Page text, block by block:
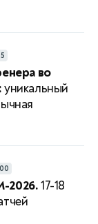
во
уникальный
2026.17-18